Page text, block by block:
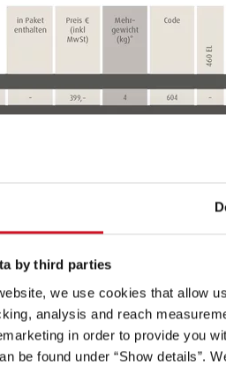
by third parties
we use cookies that allow
analysis and reach
in order to provide you
be found under “Show details”.
Für alle
gewappnet:
Serienmäßig gut: sofort
startklar dank
Zutritt mit
die
und Paketen…
(= Masse in fahrbereitem
gegenüber der
festgelegte Masse für